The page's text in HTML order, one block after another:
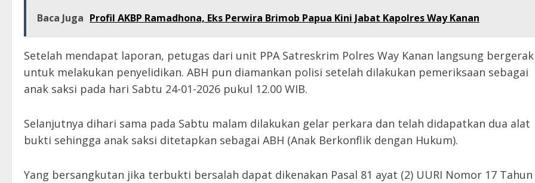
Baca Juga Profil AKBP Ramadhona, Eks Perwira Brimob Papua Kini Jabat Kapolres Way Kanan
Setelah mendapat laporan, petugas dari unit PPA Satreskrim Polres Way Kanan langsung bergerak
untuk melakukan penyelidikan. ABH pun diamankan polisi setelah dilakukan pemeriksaan sebagai
anak saksi pada hari Sabtu 24-01-2026 pukul 12.00 WIB.
Selanjutnya dihari sama pada Sabtu malam dilakukan gelar perkara dan telah didapatkan dua alat
bukti sehingga anak saksi ditetapkan sebagai ABH (Anak Berkonflik dengan Hukum).
Yang bersangkutan jika terbukti bersalah dapat dikenakan Pasal 81 ayat (2) UURI Nomor 17 Tahun